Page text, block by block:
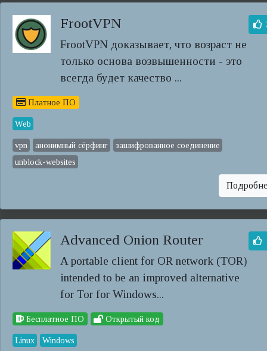
FrootVPN
FrootVPN доказывает, что возраст не
только основа возвышенности - это
всегда будет качество ...
Платное ПО
Web
vpn анонимный сёрфинг
зашифрованное соединение
unblock-websites
Advanced Onion Router
A portable client for OR network (TOR)
intended to be an improved alternative
for Tor for Windows...
Бесплатное ПО Открытый код
Linux Windows